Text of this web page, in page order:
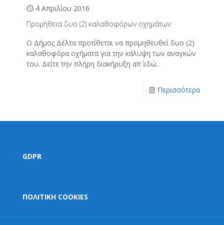
4 Απριλίου 2016
Προμήθεια δυο (2) καλαθοφόρων οχημάτων
Ο Δήμος Δέλτα προτίθεται να προμηθευθεί δυο (2)
καλαθοφόρα οχήματα για την κάλυψη των αναγκών
του. Δείτε την πλήρη διακήρυξη απ΄ εδώ..
Περισσότερα
GDPR
ΠΟΛΙΤΙΚΗ COOKIES